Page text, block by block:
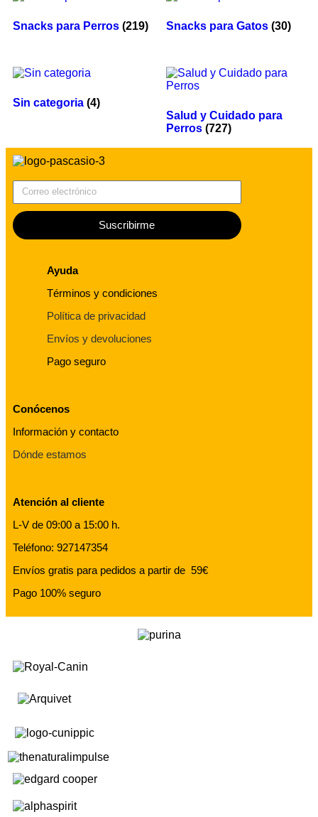
Snacks para Perros (219) Snacks para Gatos (30)
Sin categoria (4)
Salud y Cuidado para
Perros (727)
Suscribirme
Ayuda
Términos y condiciones
Política de privacidad
Envíos y devoluciones
Pago seguro
Conócenos
Información y contacto
Dónde estamos
Atención al cliente
L-V de 09:00 a 15:00 h.
Teléfono: 927147354
Envíos gratis para pedidos a partir de 59€
Pago 100% seguro